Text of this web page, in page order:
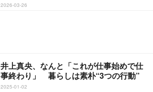
2026-03-26
井上真央、なんと「これが仕事始めで仕
事終わり」 暮らしは素朴“3つの行動”
2025-01-02